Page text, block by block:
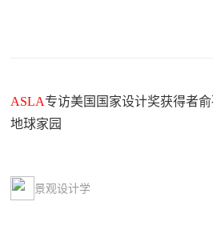
ASLA专访美国国家设计奖获得者
地球家园
景观设计学